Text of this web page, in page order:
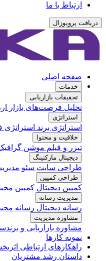
ارتباط با ما
دریافت پروپوزال
صفحه اصلی
خدمات
تحقیقات بازاریابی
تحلیل فرصت‌های بازار
استراتژی
استراتژی برند
خلاقیت و محتوا
تیزر و فیلم موشن
دیجیتال مارکتینگ
طراحی سایت سئو
طراحی کمپین
کمپین دیجیتال کمپین
مدیریت رسانه
رسانه دیجیتال رسانه
مشاوره مدیریت
مشاوره بازاریابی و
نمونه کارها
راهکارهای ارتباطی
داستان رشد مشتریان